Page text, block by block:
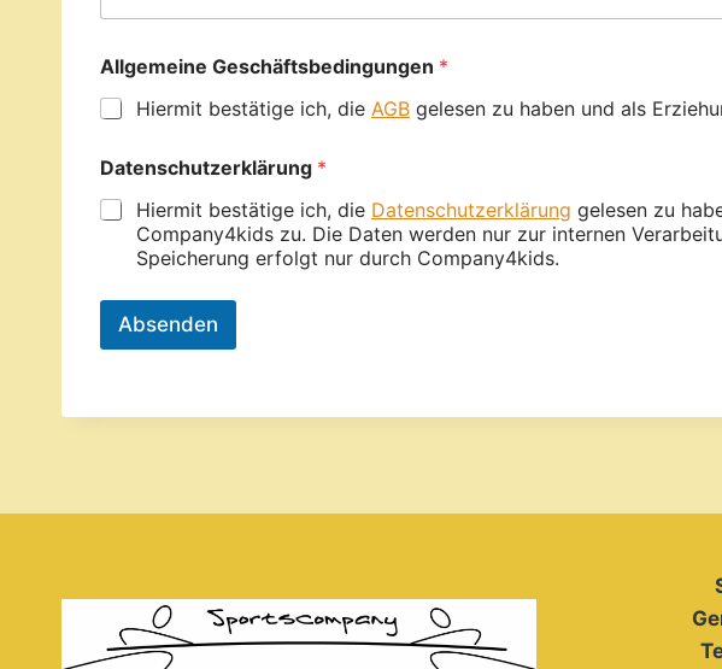
Allgemeine Geschäftsbedingungen *
Hiermit bestätige ich, die AGB gelesen zu haben und als
Datenschutzerklärung *
Hiermit bestätige ich, die Datenschutzerklärung gelesen zu
Company4kids zu. Die Daten werden nur zur internen
Speicherung erfolgt nur durch Company4kids.
Absenden